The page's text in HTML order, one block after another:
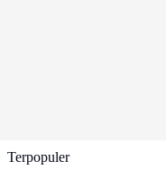
Terpopuler